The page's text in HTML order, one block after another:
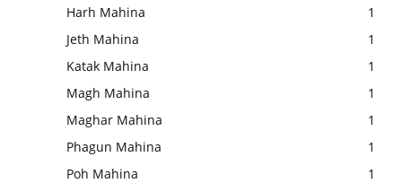
Harh Mahina
1
Jeth Mahina
1
Katak Mahina
1
Magh Mahina
1
Maghar Mahina
1
Phagun Mahina
1
Poh Mahina
1